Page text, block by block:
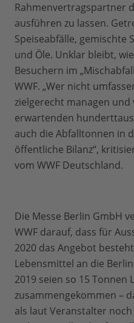
Rahmenvertragspartner
ausführen zu lassen.
Speiseabfälle, gemischte
und Öle. Unklar bleibt,
Besuchern im
WWF. „Wer nicht
zielgerecht managen und
erwartenden
auch die Abfalltonnen in
öffentliche Bilanz“,
vom WWF Deutschland.
Die Messe Berlin GmbH
WWF darauf, dass für
2020 das Angebot
Lebensmittel an die
2019 seien so 15 Tonnen
zusammengekommen –
als laut Veranstalter noch